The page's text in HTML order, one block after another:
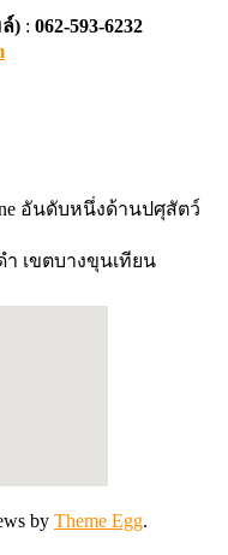
ล์) : 062-593-6232
อันดับหนึ่งด้านปศุสัตว์
เขตบางขุนเทียน
by Theme Egg.